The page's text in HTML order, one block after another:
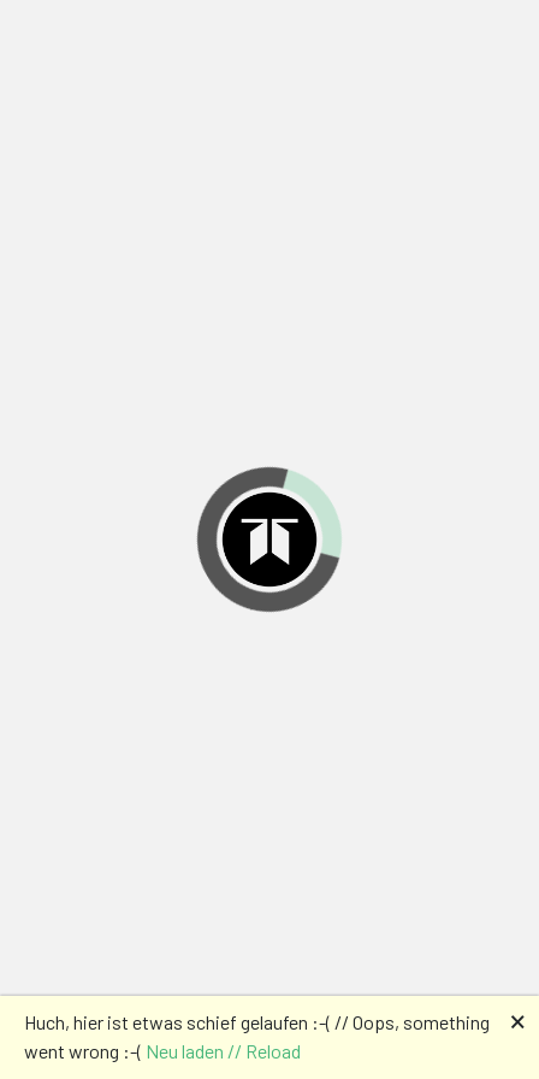
Huch, hier ist etwas schief gelaufen :-( // Oops, something
went wrong :-( Neu laden // Reload
🗙